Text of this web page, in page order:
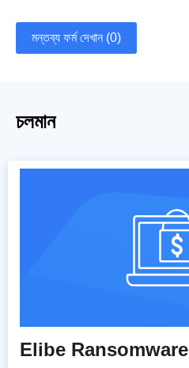
মন্তব্য ফর্ম দেখান (0)
চলমান
Elibe Ransomware